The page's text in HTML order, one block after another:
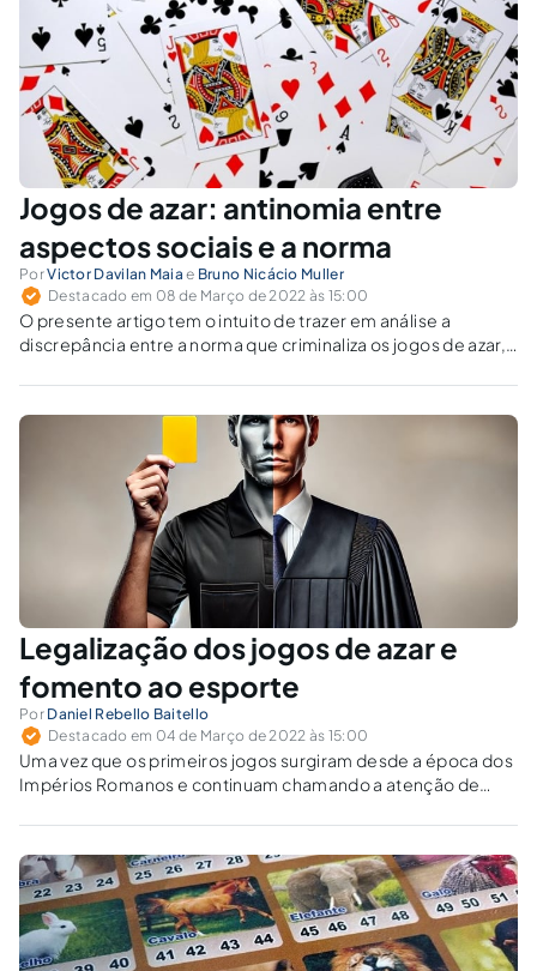
Jogos de azar: antinomia entre
aspectos sociais e a norma
PorVictor Davilan Maia e Bruno Nicácio Muller
Destacado em 08 de Março de 2022 às 15:00
O presente artigo tem o intuito de trazer em análise a
discrepância entre a norma que criminaliza os jogos de azar,
Legalização dos jogos de azar e
fomento ao esporte
Por Daniel Rebello Baitello
Destacado em 04 de Março de 2022 às 15:00
Uma vez que os primeiros jogos surgiram desde a época dos
Impérios Romanos e continuam chamando a atenção de
renda, os jogos são presentes em todas as fases da vida do
ser humano.